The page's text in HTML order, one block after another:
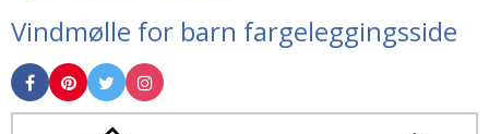
Vindmølle for barn fargeleggingsside